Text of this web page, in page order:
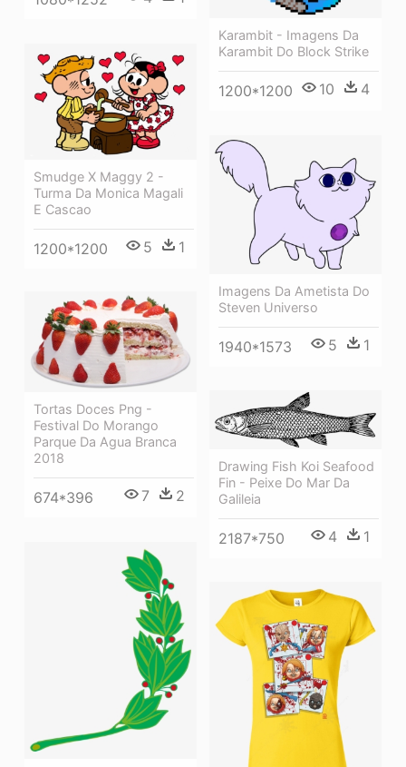
Karambit - Imagens Da
Karambit Do Block Strike
1200*1200 10 4
Smudge X Maggy 2 -
Turma Da Monica Magali
E Cascao
1200*1200 5 1
Imagens Da Ametista Do
Steven Universo
1940*1573 5 1
Tortas Doces Png -
Festival Do Morango
Parque Da Agua Branca
2018
674*396 7 2
Drawing Fish Koi Seafood
Fin - Peixe Do Mar Da
Galileia
2187*750 4 1